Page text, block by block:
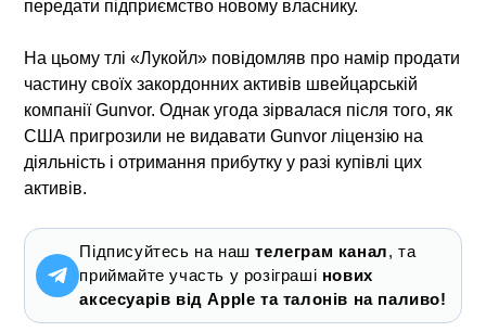
передати підприємство новому власнику.
На цьому тлі «Лукойл» повідомляв про намір продати
частину своїх закордонних активів швейцарській
компанії Gunvor. Однак угода зірвалася після того, як
США пригрозили не видавати Gunvor ліцензію на
діяльність і отримання прибутку у разі купівлі цих
активів.
Підписуйтесь на наштелеграм канал, та
приймайте участь у розіграші нових
аксесуарів від Apple та талонів на паливо!